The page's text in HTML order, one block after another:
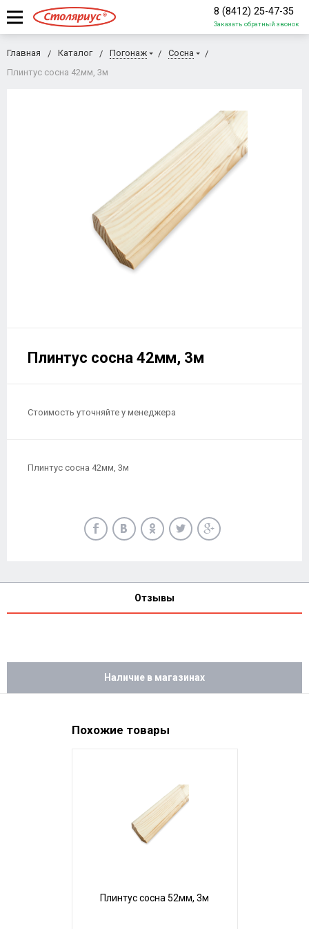
8 (8412) 25-47-35
Заказать обратный звонок
Главная Каталог Погонаж
Сосна
Плинтус сосна 42мм, 3м
Плинтус сосна 42мм, 3м
Стоимость уточняйте у менеджера
Плинтус сосна 42мм, 3м
Отзывы
Наличие в магазинах
Похожие товары
Плинтус сосна 52мм, 3м